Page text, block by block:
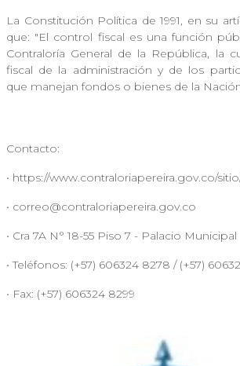
La Constitución Política de 1991, en su
que: "El control fiscal es una función
Contraloría General de la República, la
fiscal de la administración y de los
que manejan fondos o bienes
Contacto:
• https://www.contraloriapereira.gov.co/
• correo@contraloriapereira.gov.co
• Cra 7A N° 18-55 Piso 7 - Palacio Municipal
• Teléfonos: (+57) 606324 8278 / (+57)
• Fax: (+57) 606324 8299